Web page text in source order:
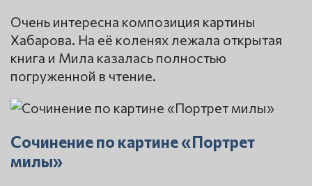
Очень интересна композиция картины
Хабарова. На её коленях лежала открытая
книга и Мила казалась полностью
погруженной в чтение.
Сочинение по картине «Портрет
милы»